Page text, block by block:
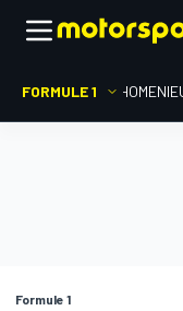
FORMULE 1 HOME
Formule 1